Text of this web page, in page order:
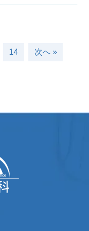
14 次へ »